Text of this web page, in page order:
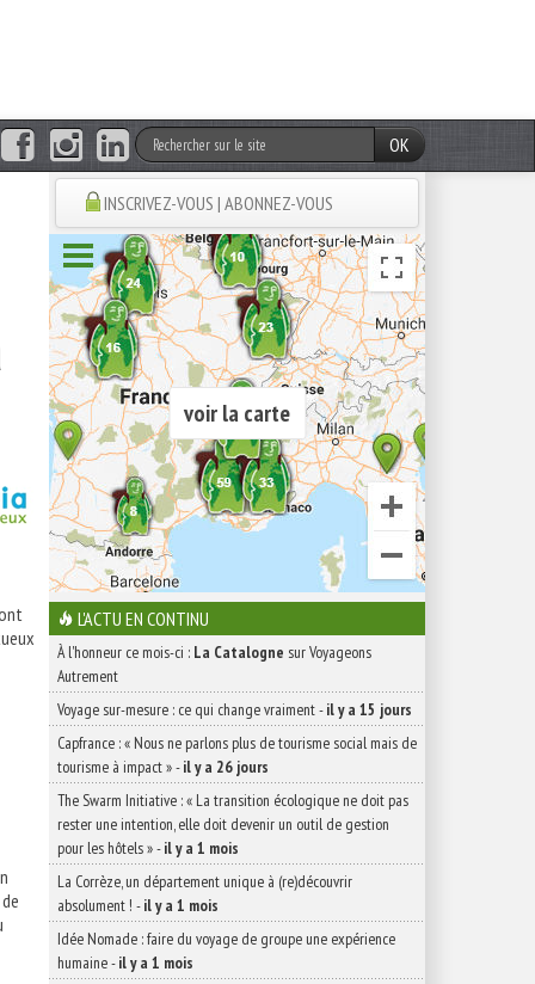
OK
INSCRIVEZ-VOUS | ABONNEZ-VOUS
voir la carte
L'ACTU EN CONTINU
À l'honneur ce mois-ci : La Catalogne sur Voyageons
Autrement
Voyage sur-mesure : ce qui change vraiment-il y a 15 jours
Capfrance : « Nous ne parlons plus de tourisme social mais de
tourisme à impact »-il y a 26 jours
The Swarm Initiative : « La transition écologique ne doit pas
rester une intention, elle doit devenir un outil de gestion
pour les hôtels »-il y a 1 mois
La Corrèze, un département unique à (re)découvrir
absolument ! -il y a 1 mois
Idée Nomade : faire du voyage de groupe une expérience
humaine-il y a 1 mois